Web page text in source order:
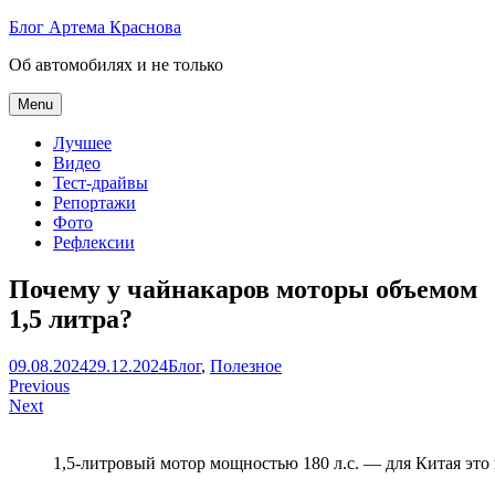
Skip
content
Блог Артема Краснова
Об автомобилях и не только
Menu
Лучшее
Видео
Тест-драйвы
Репортажи
Фото
Рефлексии
Почему у чайнакаров моторы объемом
1,5 литра?
Артем
Краснов
09.08.202429.12.2024Блог, Полезное
Навигация
по
Previous
Next
1,5-литровый мотор мощностью 180 л.с. — для Китая